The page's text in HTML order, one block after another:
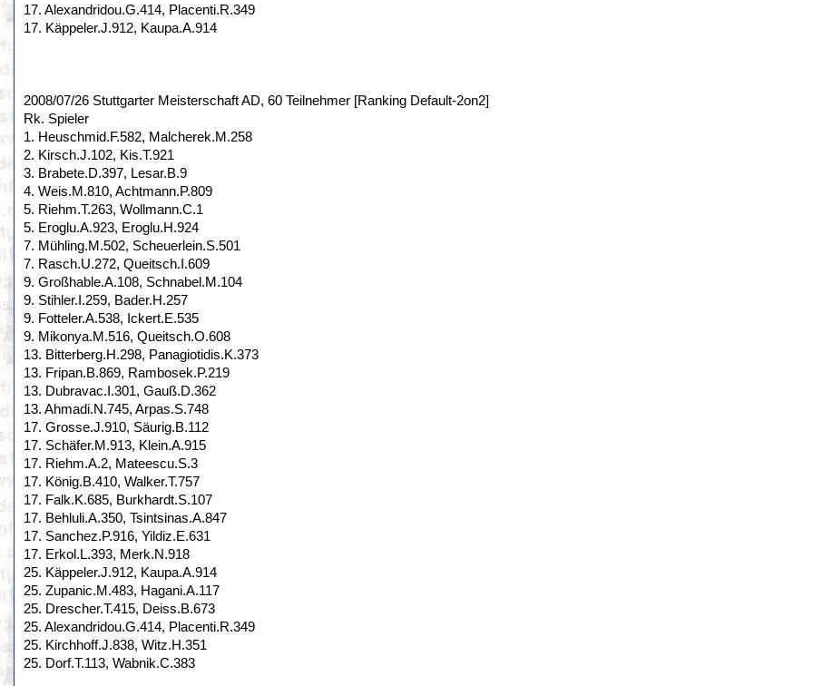
17. Alexandridou.G.414, Placenti.R.349
17. Käppeler.J.912, Kaupa.A.914
2008/07/26 Stuttgarter Meisterschaft AD, 60 Teilnehmer [Ranking Default-2on2]
Rk. Spieler
1. Heuschmid.F.582, Malcherek.M.258
2. Kirsch.J.102, Kis.T.921
3. Brabete.D.397, Lesar.B.9
4. Weis.M.810, Achtmann.P.809
5. Riehm.T.263, Wollmann.C.1
5. Eroglu.A.923, Eroglu.H.924
7. Mühling.M.502, Scheuerlein.S.501
7. Rasch.U.272, Queitsch.I.609
9. Großhable.A.108, Schnabel.M.104
9. Stihler.I.259, Bader.H.257
9. Fotteler.A.538, Ickert.E.535
9. Mikonya.M.516, Queitsch.O.608
13. Bitterberg.H.298, Panagiotidis.K.373
13. Fripan.B.869, Rambosek.P.219
13. Dubravac.I.301, Gauß.D.362
13. Ahmadi.N.745, Arpas.S.748
17. Grosse.J.910, Säurig.B.112
17. Schäfer.M.913, Klein.A.915
17. Riehm.A.2, Mateescu.S.3
17. König.B.410, Walker.T.757
17. Falk.K.685, Burkhardt.S.107
17. Behluli.A.350, Tsintsinas.A.847
17. Sanchez.P.916, Yildiz.E.631
17. Erkol.L.393, Merk.N.918
25. Käppeler.J.912, Kaupa.A.914
25. Zupanic.M.483, Hagani.A.117
25. Drescher.T.415, Deiss.B.673
25. Alexandridou.G.414, Placenti.R.349
25. Kirchhoff.J.838, Witz.H.351
25. Dorf.T.113, Wabnik.C.383